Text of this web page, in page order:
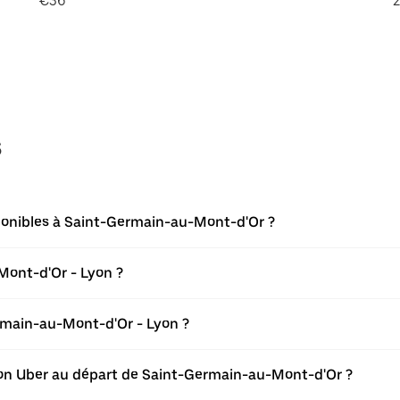
à Saint-Germain-au-Mont-d'Or ?
d'Or - Lyon ?
au-Mont-d'Or - Lyon ?
Uber au départ de Saint-Germain-au-Mont-d'Or ?